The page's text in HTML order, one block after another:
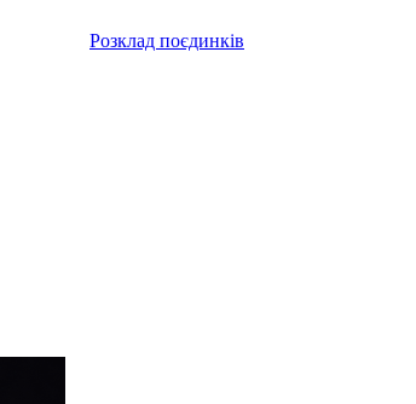
Розклад поєдинків